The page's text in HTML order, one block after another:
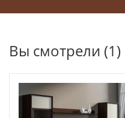
Вы смотрели (1)